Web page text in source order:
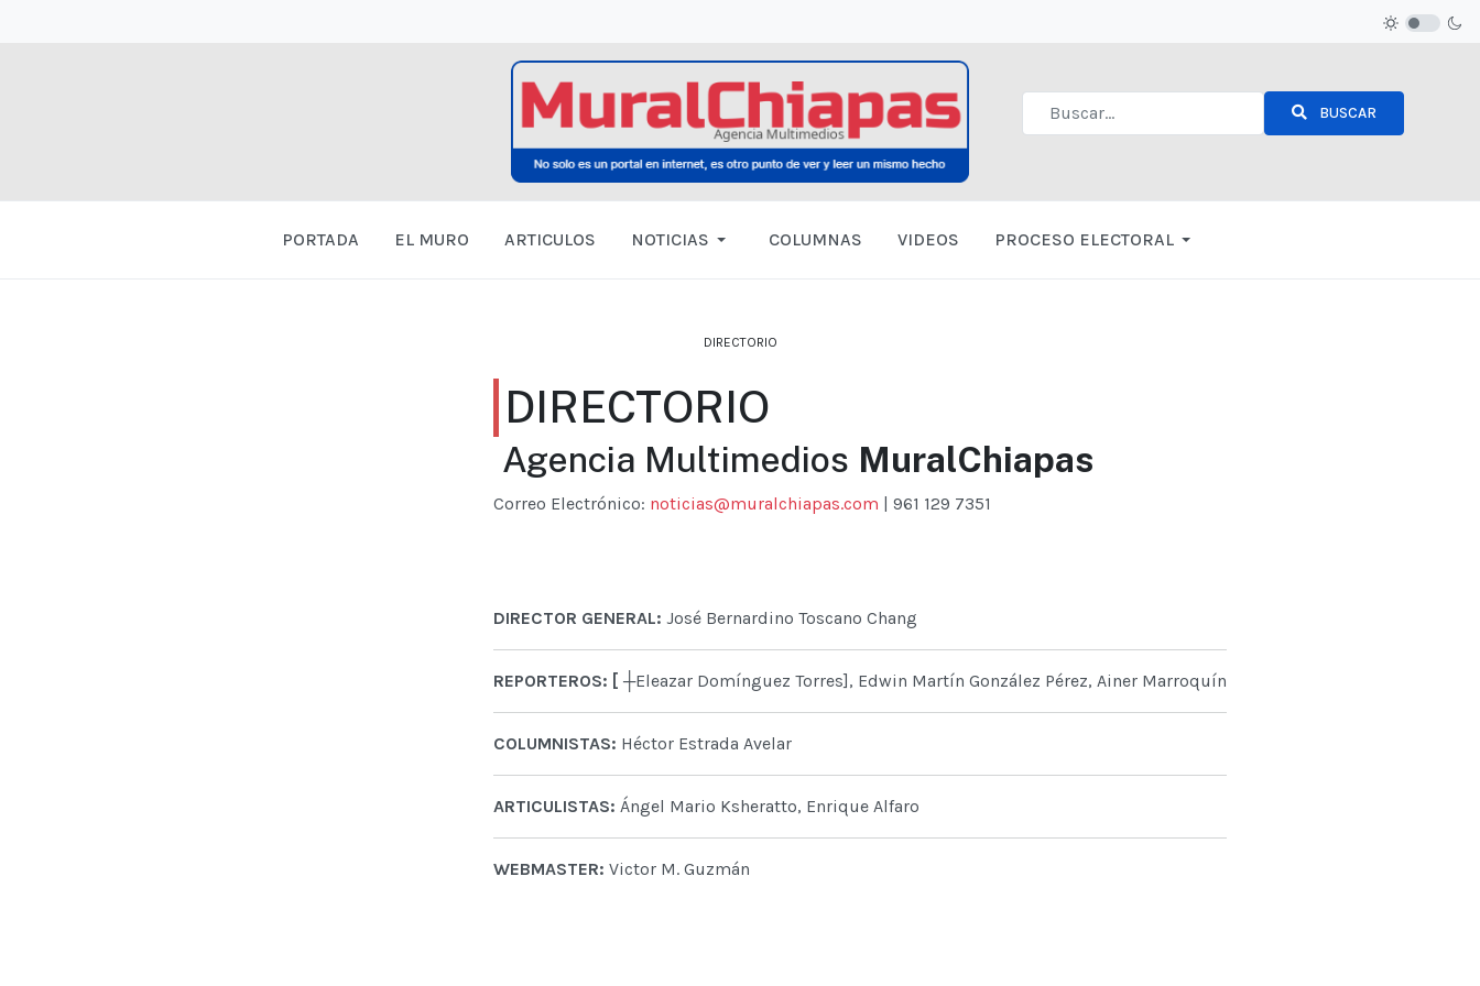
BUSCAR
PORTADA EL MURO ARTICULOS NOTICIAS COLUMNAS VIDEOS PROCESO ELECTORAL
DIRECTORIO
DIRECTORIO
Agencia Multimedios MuralChiapas
Correo Electrónico: noticias@muralchiapas.com | 961 129 7351
DIRECTOR GENERAL: José Bernardino Toscano Chang
REPORTEROS: [ ┼Eleazar Domínguez Torres], Edwin Martín González Pérez, Ainer Marroquín
COLUMNISTAS: Héctor Estrada Avelar
ARTICULISTAS: Ángel Mario Ksheratto, Enrique Alfaro
WEBMASTER: Victor M. Guzmán